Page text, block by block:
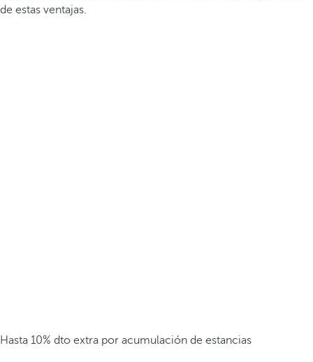
de estas ventajas.
Hasta 10% dto extra por acumulación de estancias